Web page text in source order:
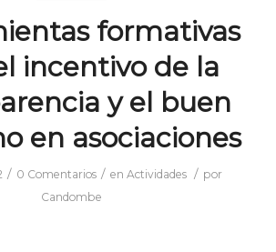
formativas
incentivo de la
y el buen
en asociaciones
/ 0 Comentarios / enActividades / por
Candombe